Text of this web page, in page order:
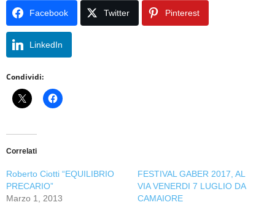
Facebook Twitter Pinterest
LinkedIn
Condividi:
Correlati
Roberto Ciotti “EQUILIBRIO
PRECARIO”
Marzo 1, 2013
FESTIVAL GABER 2017, AL
VIA VENERDI 7 LUGLIO DA
CAMAIORE